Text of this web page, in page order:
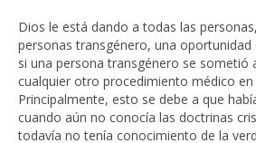
Dios le está dando a todas las
personas transgénero, una oportunidad
si una persona transgénero se sometió
cualquier otro procedimiento médico en
Principalmente, esto se debe a que
cuando aún no conocía las doctrinas
todavía no tenía conocimiento de la